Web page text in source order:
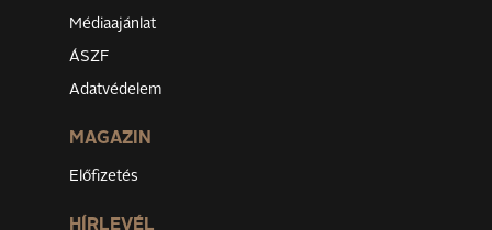
Médiaajánlat
ÁSZF
Adatvédelem
MAGAZIN
Előfizetés
HÍRLEVÉL